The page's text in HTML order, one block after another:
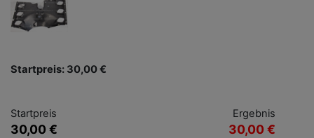
Startpreis: 30,00 €
Startpreis
30,00 €
Ergebnis
30,00 €